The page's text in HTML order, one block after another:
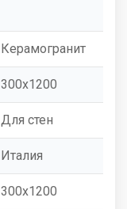
Керамогранит
300x1200
Для стен
Италия
300x1200